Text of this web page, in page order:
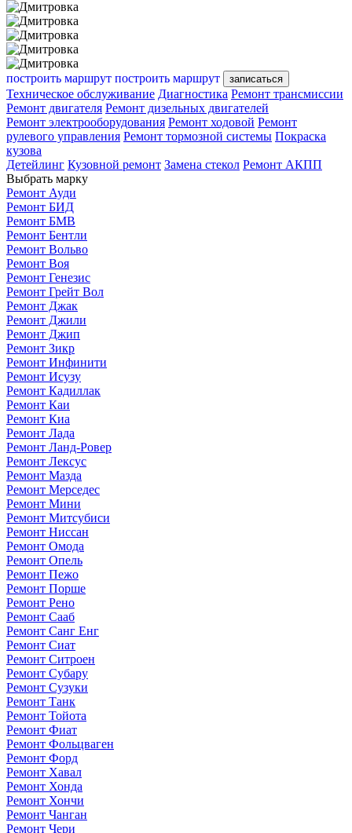
построить маршрут построить маршрут записаться
Техническое обслуживание Диагностика Ремонт трансмиссии
Ремонт двигателя Ремонт дизельных двигателей
Ремонт электрооборудования Ремонт ходовой Ремонт
рулевого управления Ремонт тормозной системы Покраска
кузова
Детейлинг Кузовной ремонт Замена стекол Ремонт АКПП
Выбрать марку
Ремонт Ауди
Ремонт БИД
Ремонт БМВ
Ремонт Бентли
Ремонт Вольво
Ремонт Воя
Ремонт Генезис
Ремонт Грейт Вол
Ремонт Джак
Ремонт Джили
Ремонт Джип
Ремонт Зикр
Ремонт Инфинити
Ремонт Исузу
Ремонт Кадиллак
Ремонт Каи
Ремонт Киа
Ремонт Лада
Ремонт Ланд-Ровер
Ремонт Лексус
Ремонт Мазда
Ремонт Мерседес
Ремонт Мини
Ремонт Митсубиси
Ремонт Ниссан
Ремонт Омода
Ремонт Опель
Ремонт Пежо
Ремонт Порше
Ремонт Рено
Ремонт Сааб
Ремонт Санг Енг
Ремонт Сиат
Ремонт Ситроен
Ремонт Субару
Ремонт Сузуки
Ремонт Танк
Ремонт Тойота
Ремонт Фиат
Ремонт Фольцваген
Ремонт Форд
Ремонт Хавал
Ремонт Хонда
Ремонт Хончи
Ремонт Чанган
Ремонт Чери